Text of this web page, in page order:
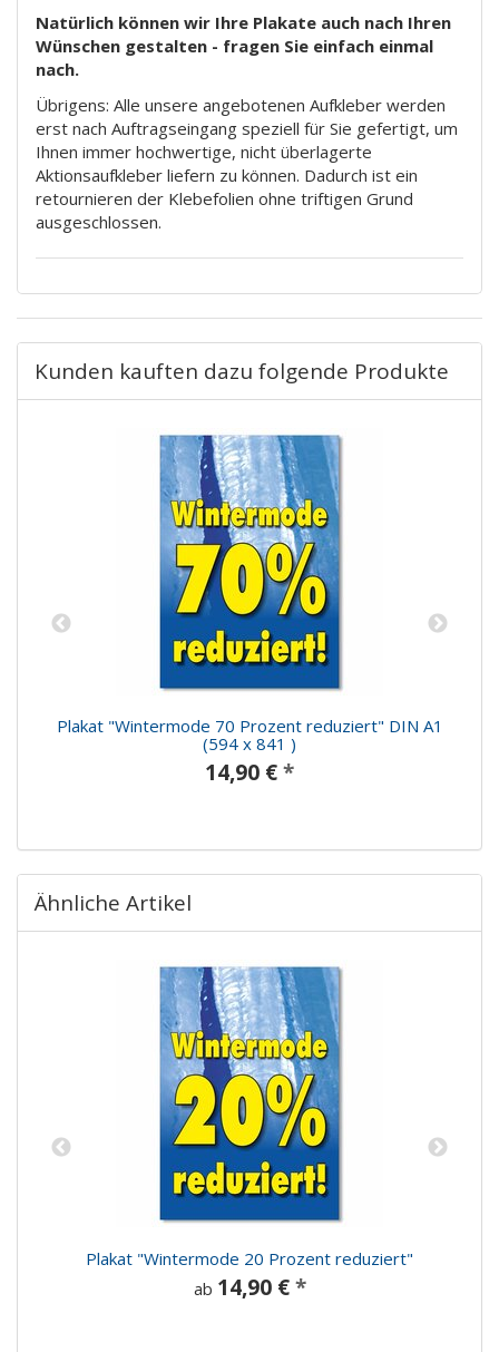
Natürlich können wir Ihre Plakate auch nach Ihren
Wünschen gestalten - fragen Sie einfach einmal
nach.
Übrigens: Alle unsere angebotenen Aufkleber werden
erst nach Auftragseingang speziell für Sie gefertigt, um
Ihnen immer hochwertige, nicht überlagerte
Aktionsaufkleber liefern zu können. Dadurch ist ein
retournieren der Klebefolien ohne triftigen Grund
ausgeschlossen.
Kunden kauften dazu folgende Produkte
Plakat "Wintermode 70 Prozent reduziert" DIN A1
(594 x 841 )
14,90 €*
Ähnliche Artikel
Plakat "Wintermode 20 Prozent reduziert"
ab 14,90 € *